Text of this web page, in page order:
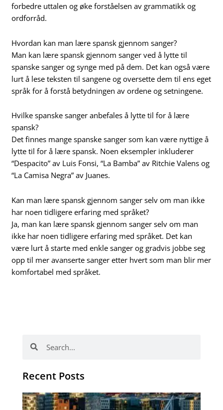
forbedre uttalen og øke forståelsen av grammatikk og
ordforråd.
Hvordan kan man lære spansk gjennom sanger?
Man kan lære spansk gjennom sanger ved å lytte til
spanske sanger og synge med på dem. Det kan også være
lurt å lese teksten til sangene og oversette dem til ens eget
språk for å forstå betydningen av ordene og setningene.
Hvilke spanske sanger anbefales å lytte til for å lære
spansk?
Det finnes mange spanske sanger som kan være nyttige å
lytte til for å lære spansk. Noen eksempler inkluderer
“Despacito” av Luis Fonsi, “La Bamba” av Ritchie Valens og
“La Camisa Negra” av Juanes.
Kan man lære spansk gjennom sanger selv om man ikke
har noen tidligere erfaring med språket?
Ja, man kan lære spansk gjennom sanger selv om man
ikke har noen tidligere erfaring med språket. Det kan
være lurt å starte med enkle sanger og gradvis jobbe seg
opp til mer avanserte sanger etter hvert som man blir mer
komfortabel med språket.
Recent Posts